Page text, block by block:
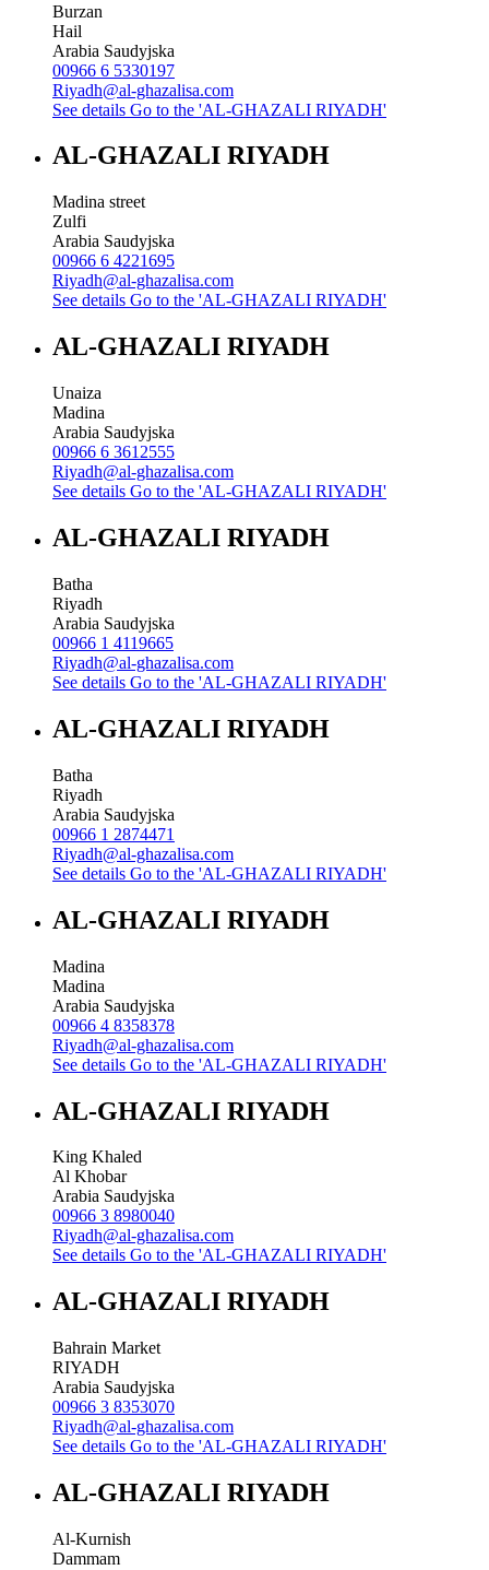
Burzan
Hail
Arabia Saudyjska
00966 6 5330197
Riyadh@al-ghazalisa.com
See details Go to the 'AL-GHAZALI RIYADH'
AL-GHAZALI RIYADH
Madina street
Zulfi
Arabia Saudyjska
00966 6 4221695
Riyadh@al-ghazalisa.com
See details Go to the 'AL-GHAZALI RIYADH'
AL-GHAZALI RIYADH
Unaiza
Madina
Arabia Saudyjska
00966 6 3612555
Riyadh@al-ghazalisa.com
See details Go to the 'AL-GHAZALI RIYADH'
AL-GHAZALI RIYADH
Batha
Riyadh
Arabia Saudyjska
00966 1 4119665
Riyadh@al-ghazalisa.com
See details Go to the 'AL-GHAZALI RIYADH'
AL-GHAZALI RIYADH
Batha
Riyadh
Arabia Saudyjska
00966 1 2874471
Riyadh@al-ghazalisa.com
See details Go to the 'AL-GHAZALI RIYADH'
AL-GHAZALI RIYADH
Madina
Madina
Arabia Saudyjska
00966 4 8358378
Riyadh@al-ghazalisa.com
See details Go to the 'AL-GHAZALI RIYADH'
AL-GHAZALI RIYADH
King Khaled
Al Khobar
Arabia Saudyjska
00966 3 8980040
Riyadh@al-ghazalisa.com
See details Go to the 'AL-GHAZALI RIYADH'
AL-GHAZALI RIYADH
Bahrain Market
RIYADH
Arabia Saudyjska
00966 3 8353070
Riyadh@al-ghazalisa.com
See details Go to the 'AL-GHAZALI RIYADH'
AL-GHAZALI RIYADH
Al-Kurnish
Dammam